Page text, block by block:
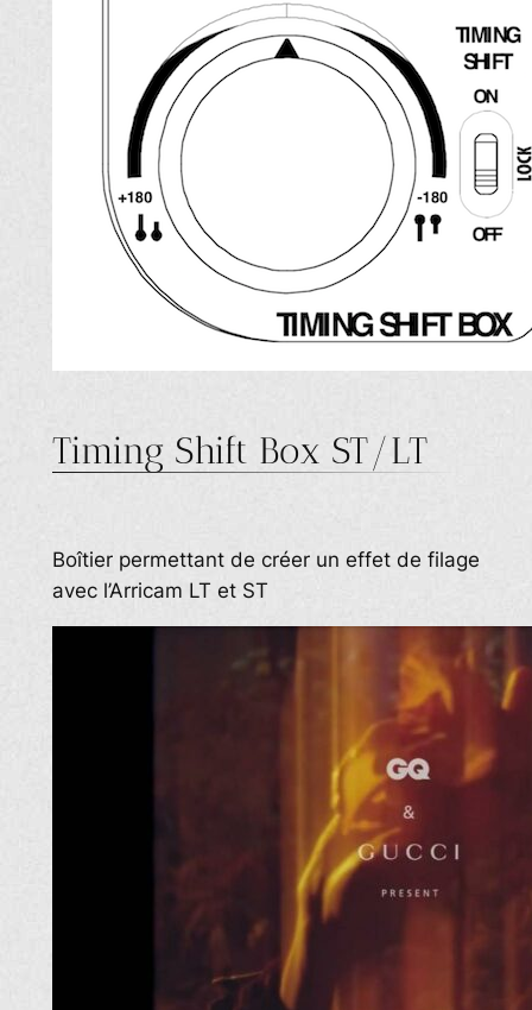
Timing Shift Box ST/LT
Boîtier permettant de créer un effet de filage
avec l’Arricam LT et ST